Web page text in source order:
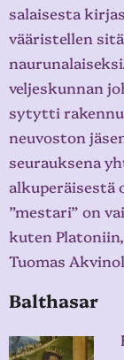
salaisesta
vääristellen
veljeskunnan
sytytti
neuvoston
seurauksena
alkuperäisestä
”mestari” on
kuten
Tuomas
Balthasar